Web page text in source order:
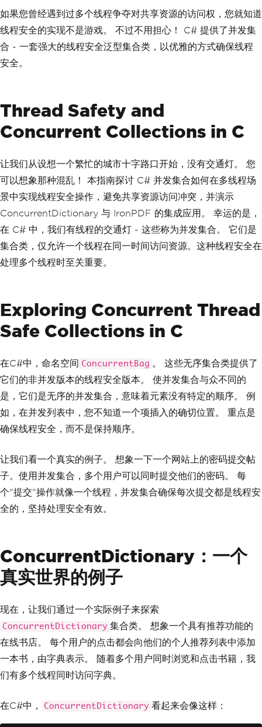
如果您曾经遇到过多个线程争夺对共享资源的访问权，您就知道
线程安全的实现不是游戏。 不过不用担心！ C# 提供了并发集
合 - 一套强大的线程安全泛型集合类，以优雅的方式确保线程
安全。
Thread Safety and
Concurrent Collections in C
让我们从设想一个繁忙的城市十字路口开始，没有交通灯。 您
可以想象那种混乱！ 本指南探讨 C# 并发集合如何在多线程场
景中实现线程安全操作，避免共享资源访问冲突，并演示
ConcurrentDictionary 与 IronPDF 的集成应用。 幸运的是，
在 C# 中，我们有线程的交通灯 - 这些称为并发集合。 它们是
集合类，仅允许一个线程在同一时间访问资源。这种线程安全在
处理多个线程时至关重要。
Exploring Concurrent Thread
Safe Collections in C
在C#中，命名空间 ConcurrentBag 。 这些无序集合类提供了
它们的非并发版本的线程安全版本。 使并发集合与众不同的
是，它们是无序的并发集合，意味着元素没有特定的顺序。 例
如，在并发列表中，您不知道一个项插入的确切位置。 重点是
确保线程安全，而不是保持顺序。
让我们看一个真实的例子。 想象一下一个网站上的密码提交帖
子。使用并发集合，多个用户可以同时提交他们的密码。 每
个"提交"操作就像一个线程，并发集合确保每次提交都是线程安
全的，坚持处理安全有效。
ConcurrentDictionary：一个
真实世界的例子
现在，让我们通过一个实际例子来探索
ConcurrentDictionary 集合类。 想象一个具有推荐功能的
在线书店。 每个用户的点击都会向他们的个人推荐列表中添加
一本书，由字典表示。 随着多个用户同时浏览和点击书籍，我
们有多个线程同时访问字典。
在C#中， ConcurrentDictionary 看起来会像这样：